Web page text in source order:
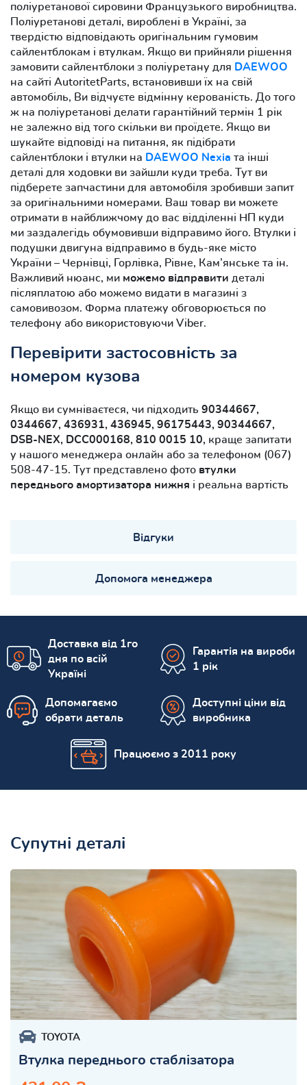
поліуретанової сировини Французького виробництва.
Поліуретанові деталі, вироблені в Україні, за
твердістю відповідають оригінальним гумовим
сайлентблокам і втулкам. Якщо ви прийняли рішення
замовити сайлентблоки з поліуретану для DAEWOO
на сайті AutoritetParts, встановивши їх на свій
автомобіль, Ви відчуєте відмінну керованість. До того
ж на поліуретанові делати гарантійний термін 1 рік
не залежно від того скільки ви проїдете. Якщо ви
шукайте відповіді на питання, як підібрати
сайлентблоки і втулки на DAEWOO Nexia та інші
деталі для ходовки ви зайшли куди треба. Тут ви
підберете запчастини для автомобіля зробивши запит
за оригінальними номерами. Ваш товар ви можете
отримати в найближчому до вас відділенні НП куди
ми заздалегідь обумовивши відправимо його. Втулки і
подушки двигуна відправимо в будь-яке місто
України – Чернівці, Горлівка, Рівне, Кам’янське та ін.
Важливий нюанс, ми можемо відправити деталі
післяплатою або можемо видати в магазині з
самовивозом. Форма платежу обговорюється по
телефону або використовуючи Viber.
Перевірити застосовність за
номером кузова
Якщо ви сумніваєтеся, чи підходить 90344667,
0344667, 436931, 436945, 96175443, 90344667,
DSB-NEX, DCC000168, 810 0015 10, краще запитати
у нашого менеджера онлайн або за телефоном (067)
508-47-15. Тут представлено фото втулки
переднього амортизатора нижня і реальна вартість
Відгуки
Допомога менеджера
Доставка від 1го
дня по всій
Україні
Гарантія на вироби
1 рік
Допомагаємо
обрати деталь
Доступні ціни від
виробника
Працюємо з 2011 року
Супутні деталі
TOYOTA
Втулка переднього стаблізатора